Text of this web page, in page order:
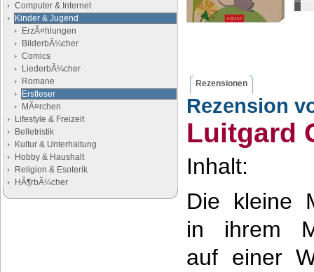
Computer & Internet
Kinder & Jugend
ErzÃ¤hlungen
BilderbÃ¼cher
Comics
LiederbÃ¼cher
Romane
Erstleser
MÃ¤rchen
Lifestyle & Freizeit
Belletristik
Kultur & Unterhaltung
Hobby & Haushalt
Religion & Esoterik
HÃ¶rbÃ¼cher
Rezensionen
Rezension
Luitgard
Inhalt:
Die kleine
in ihrem
auf einer